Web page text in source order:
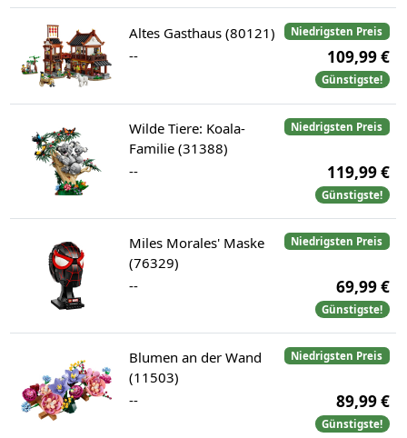
Niedrigsten Preis
Altes Gasthaus (80121)
--
109,99 €
Günstigste!
Niedrigsten Preis
Wilde Tiere: Koala-
Familie (31388)
--
119,99 €
Günstigste!
Niedrigsten Preis
Miles Morales' Maske
(76329)
--
69,99 €
Günstigste!
Niedrigsten Preis
Blumen an der Wand
(11503)
--
89,99 €
Günstigste!